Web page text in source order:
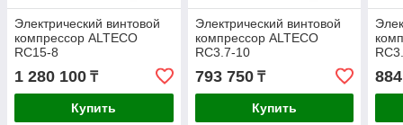
Электрический винтовой
компрессор ALTECO
RC15-8
1 280 100 ₸
Купить
Электрический винтовой
компрессор ALTECO
RC3.7-10
793 750₸
Купить